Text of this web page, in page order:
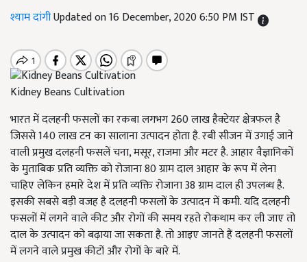
श्याम दांगीUpdated on 16 December, 2020 6:50 PM IST
Kidney Beans Cultivation
भारत में दलहनी फसलों का रकबा लगभग 260 लाख हैक्टेयर क्षेत्रफल है
जिससे 140 लाख टन का सालाना उत्पादन होता है. रबी सीजन में उगाई जाने
वाली प्रमुख दलहनी फसलें चना, मसूर, राजमा और मटर है. आहार वैज्ञानिकों
के मुताबिक प्रति व्यक्ति को रोजाना 80 ग्राम दाल आहार के रूप में लेना
चाहिए लेकिन हमारे देश में प्रति व्यक्ति रोजाना 38 ग्राम दाल ही उपलब्ध है.
इसकी सबसे बड़ी वजह है दलहनी फसलों के उत्पादन में कमी. यदि दलहनी
फसलों में लगने वाले कीट और रोगों की समय रहते रोकथाम कर ली जाए तो
दाल के उत्पादन को बढ़ाया जा सकता है. तो आइए जानते हैं दलहनी फसलों
में लगने वाले प्रमुख कीटों और रोगों के बारे में.